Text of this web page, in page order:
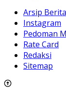
Arsip Berita
Instagram
Pedoman
Rate Card
Redaksi
Sitemap